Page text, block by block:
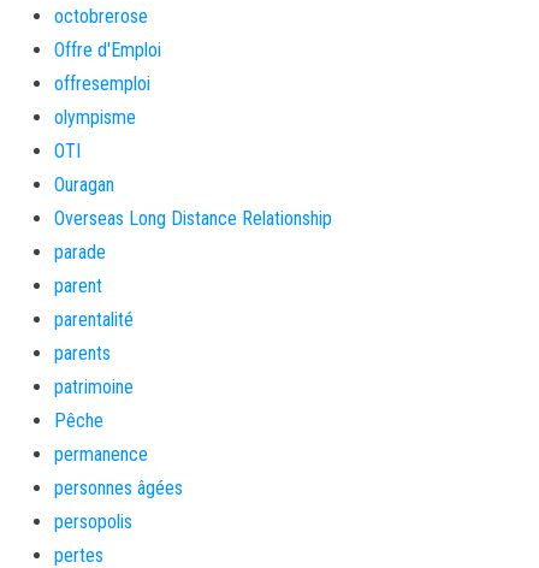
octobrerose
Offre d'Emploi
offresemploi
olympisme
OTI
Ouragan
Overseas Long Distance Relationship
parade
parent
parentalité
parents
patrimoine
Pêche
permanence
personnes âgées
persopolis
pertes